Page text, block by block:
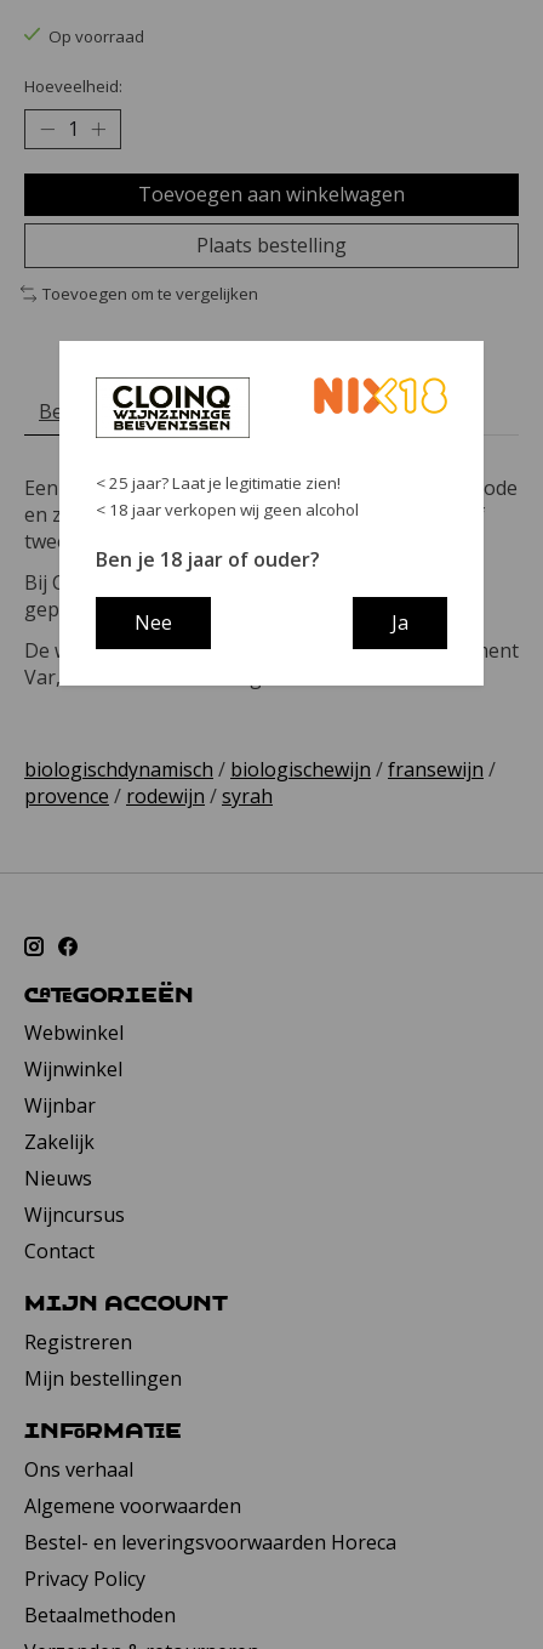
Op voorraad
Hoeveelheid:
Toevoegen aan winkelwagen
Plaats bestelling
Toevoegen om te vergelijken
Beschrijving Reviews (0)
Een diepe, intense kleur. Een neus van gestoofde rode
en zwarte vruchten en specrijen.. Decanteer één of
twee uur.
Bij Château GASQUI worden de wijnen biologisch
geproduceerd, meer specifiek biodynamisch.
De wijnmakerij bevindt zich in het Franse departement
Var, in het hart van de regio Provence.
biologischdynamisch / biologischewijn /fransewijn /
provence / rodewijn /syrah
Categorieën
Webwinkel
Wijnwinkel
Wijnbar
Zakelijk
Nieuws
Wijncursus
Contact
Mijn account
Registreren
Mijn bestellingen
Informatie
Ons verhaal
Algemene voorwaarden
Bestel- en leveringsvoorwaarden Horeca
Privacy Policy
Betaalmethoden
< 25 jaar? Laat je legitimatie zien!
< 18 jaar verkopen wij geen alcohol
Ben je 18 jaar of ouder?
Nee Ja